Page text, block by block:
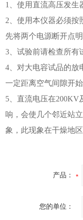
1、使用直流高压发生
2、使用本仪器必须按
先将两个电源断开点
3、试验前请检查所有
4、对大电容试品的放
一定距离空气间隙开
5、直流电压在200KV
响，会使几个邻近站
象，此现象在干燥地
产品：
您的单位：